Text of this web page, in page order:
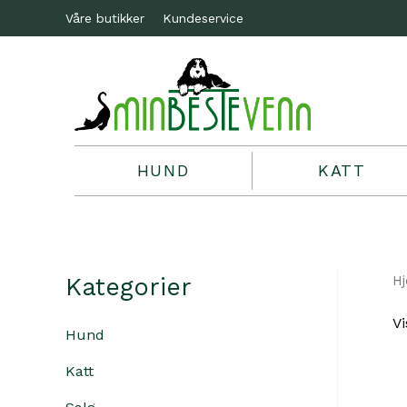
Våre butikker Kundeservice
HUND KATT
Kategorier
Hund
Katt